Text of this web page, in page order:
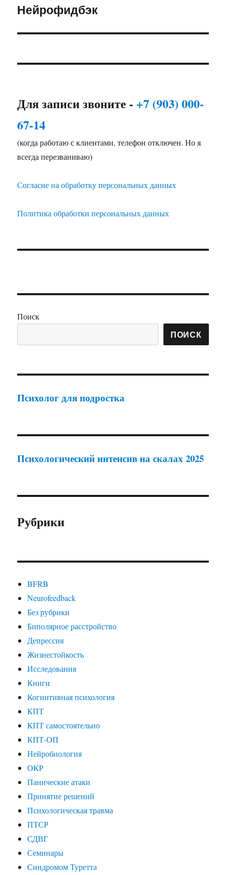
Следующая
Нейрофидбэк
Для записи звоните - +7 (903) 000-
67-14
(когда работаю с клиентами, телефон отключен. Но я
всегда перезваниваю)
Согласие на обработку персональных данных
Политика обработки персональных данных
Поиск
ПОИСК
Психолог для подростка
Психологический интенсив на скалах 2025
Рубрики
BFRB
Neurofeedback
Без рубрики
Биполярное расстройство
Депрессия
Жизнестойкость
Исследования
Книги
Когнитивная психология
КПТ
КПТ самостоятельно
КПТ-ОП
Нейробиология
ОКР
Панические атаки
Принятие решений
Психологическая травма
ПТСР
СДВГ
Семинары
Синдромом Туретта